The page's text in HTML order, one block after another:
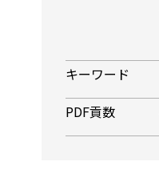
キーワード
PDF貢数